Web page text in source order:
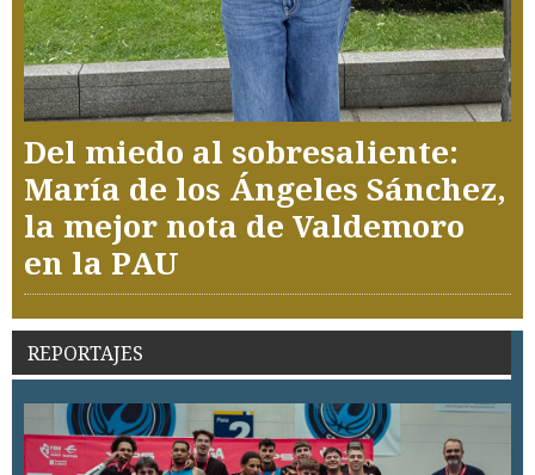
Del miedo al sobresaliente:
María de los Ángeles Sánchez,
la mejor nota de Valdemoro
en la PAU
REPORTAJES